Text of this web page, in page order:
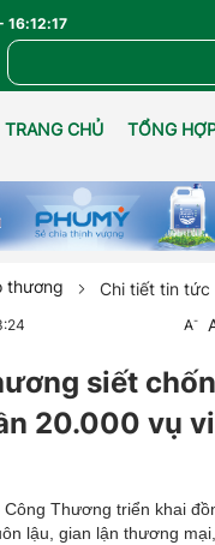
16:12:18
TRANG CHỦ TỔNG
thương Chi tiết tin tức
A-
siết
20.000 vụ
Thương triển khai
lậu, gian lận thương